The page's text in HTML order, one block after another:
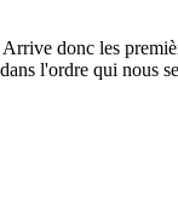
donc les
l'ordre qui nous